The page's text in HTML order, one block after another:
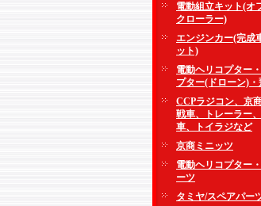
電動組立キット(オ
クローラー)
エンジンカー(完成
ット)
電動ヘリコプター
プター(ドローン)・
CCPラジコン、京
戦車、トレーラー
車、トイラジなど
京商ミニッツ
電動ヘリコプター
ーツ
タミヤ/スペアパー